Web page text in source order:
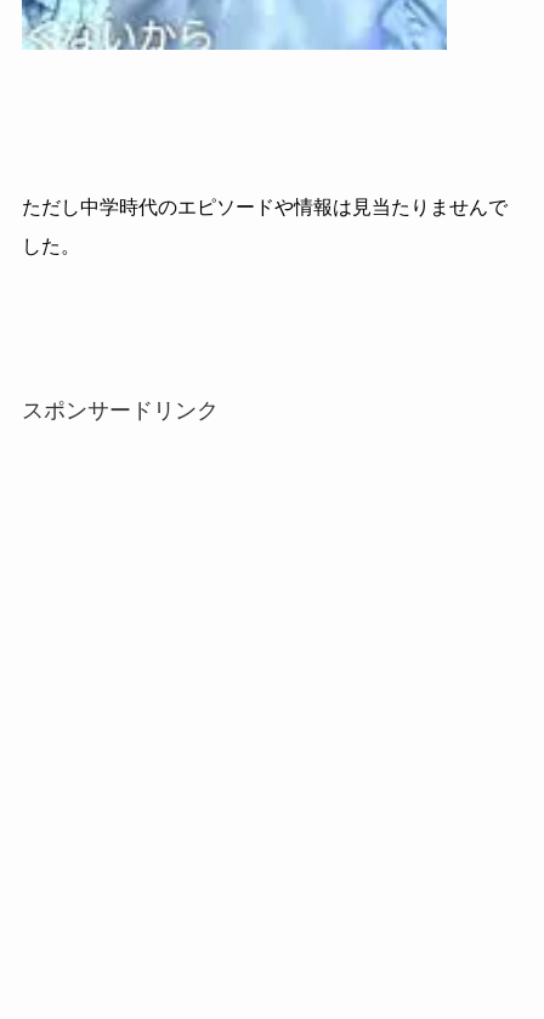
ただし中学時代のエピソードや情報は見当たりませんで
した。
スポンサードリンク